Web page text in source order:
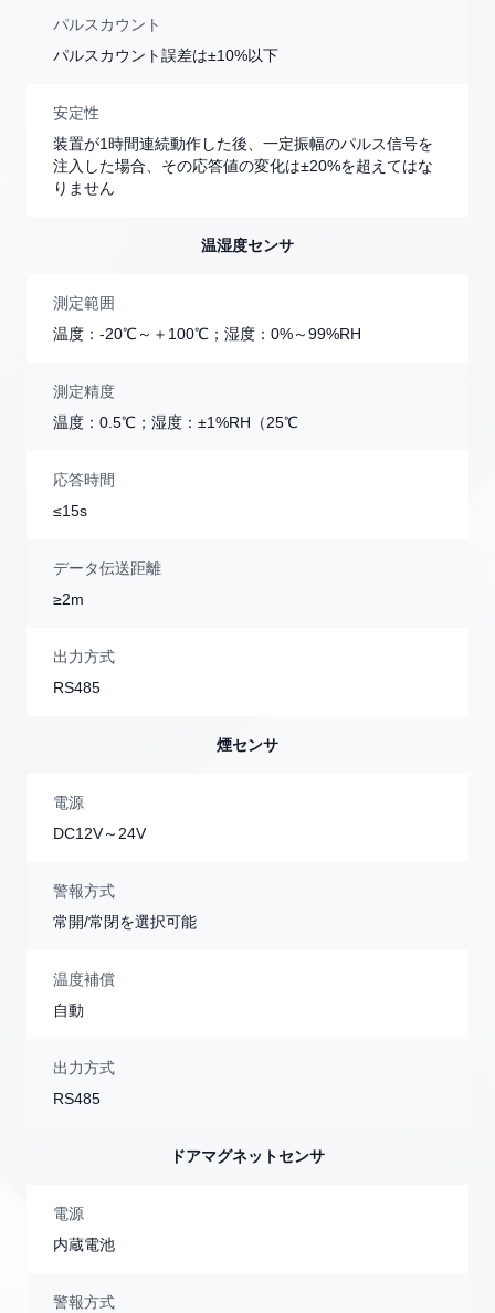
パルスカウント
パルスカウント誤差は±10%以下
安定性
装置が1時間連続動作した後、一定振幅のパルス信号を
注入した場合、その応答値の変化は±20%を超えてはな
りません
温湿度センサ
測定範囲
温度：-20℃～＋100℃；湿度：0%～99%RH
測定精度
温度：0.5℃；湿度：±1%RH（25℃
応答時間
≤15s
データ伝送距離
≥2m
出力方式
RS485
煙センサ
電源
DC12V～24V
警報方式
常開/常閉を選択可能
温度補償
自動
出力方式
RS485
ドアマグネットセンサ
電源
内蔵電池
警報方式